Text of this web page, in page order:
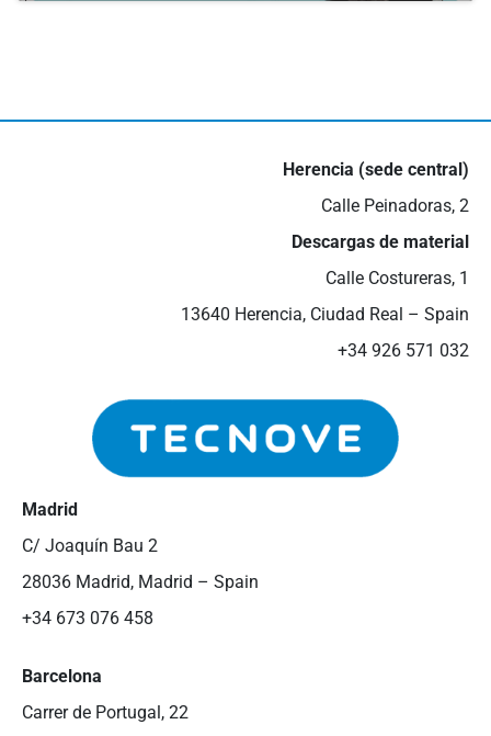
Herencia (sede central)
Calle Peinadoras, 2
Descargas de material
Calle Costureras, 1
13640 Herencia, Ciudad Real – Spain
+34 926 571 032
Madrid
C/ Joaquín Bau 2
28036 Madrid, Madrid – Spain
+34 673 076 458
Barcelona
Carrer de Portugal, 22